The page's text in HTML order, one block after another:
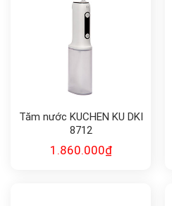
Tăm nước KUCHEN KU DKI
8712
1.860.000₫